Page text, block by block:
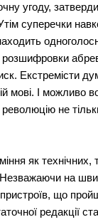
угоду,
суперечки
розшифровки
Екстремісти
мові. І можливо
не
як
на
що
редакції